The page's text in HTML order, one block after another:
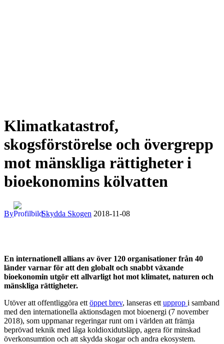
Klimatkatastrof,
skogsförstörelse och övergrepp
mot mänskliga rättigheter i
bioekonomins kölvatten
By Skydda Skogen 2018-11-08
En internationell allians av över 120 organisationer från 40
länder varnar för att den globalt och snabbt växande
bioekonomin utgör ett allvarligt hot mot klimatet, naturen och
mänskliga rättigheter.
Utöver att offentliggöra ett öppet brev, lanseras ett upprop i samband
med den internationella aktionsdagen mot bioenergi (7 november
2018), som uppmanar regeringar runt om i världen att främja
beprövad teknik med låga koldioxidutsläpp, agera för minskad
överkonsumtion och att skydda skogar och andra ekosystem.